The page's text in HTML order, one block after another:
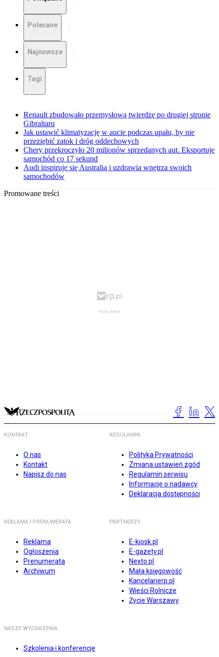
Polecane
Najnowsze
Tagi
Renault zbudowało przemysłową twierdzę po drugiej stronie
Gibraltaru
Jak ustawić klimatyzację w aucie podczas upału, by nie
przeziębić zatok i dróg oddechowych
Chery przekroczyło 20 milionów sprzedanych aut. Eksportuje
samochód co 17 sekund
Audi inspiruje się Australią i uzdrawia wnętrza swoich
samochodów
Promowane treści
KONTAKT
O nas
Kontakt
Napisz do nas
REGULAMIN
Polityka Prywatności
Zmiana ustawień zgód
Regulamin serwisu
Informacje o nadawcy
Deklaracja dostępności
REKLAMA I PRENUMERATA
Reklama
Ogłoszenia
Prenumerata
Archiwum
PARTNERZY
E-kiosk.pl
E-gazety.pl
Nexto.pl
Mała księgowość
Kancelarierp.pl
Wieści Rolnicze
Życie Warszawy
NASZE WYDARZENIA
Szkolenia i konferencje